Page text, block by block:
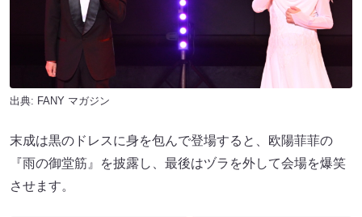
出典: FANY マガジン
末成は黒のドレスに身を包んで登場すると、欧陽菲菲の
『雨の御堂筋』を披露し、最後はヅラを外して会場を爆笑
させます。